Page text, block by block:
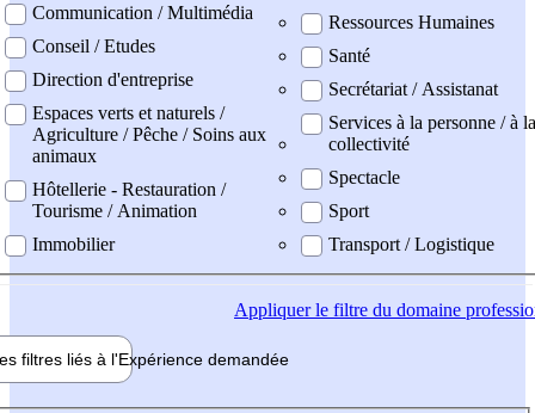
Communication / Multimédia
Conseil / Etudes
Direction d'entreprise
Espaces verts et naturels /
Agriculture / Pêche / Soins aux
animaux
Hôtellerie - Restauration /
Tourisme / Animation
Immobilier
Ressources Humaines
Santé
Secrétariat / Assistanat
Services à la personne / à la
collectivité
Spectacle
Sport
Transport / Logistique
Appliquerle filtre du domaine
filtres liés à l'Expérience demandée